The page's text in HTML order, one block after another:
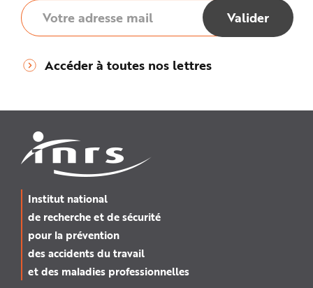
Accéder à toutes nos lettres
Institut national
de recherche et de sécurité
pour la prévention
des accidents du travail
et des maladies professionnelles